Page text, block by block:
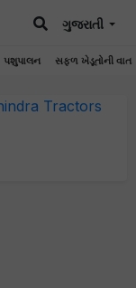
પશુપાલન સફળ ખેડૂતોની વાત
ગુજરાતી